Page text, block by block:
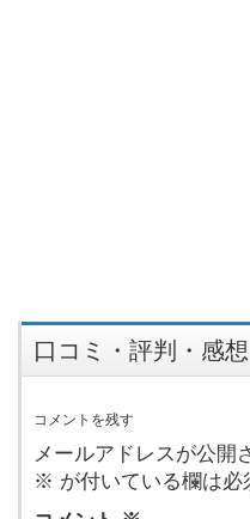
口コミ・評判・感想
コメントを残す
メールアドレスが公開
※ が付いている欄は必